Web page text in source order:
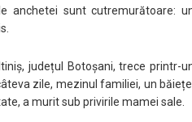
anchetei sunt cutremurătoare:
județul Botoșani, trece printr-
zile, mezinul familiei, un
a murit sub privirile mamei sale.